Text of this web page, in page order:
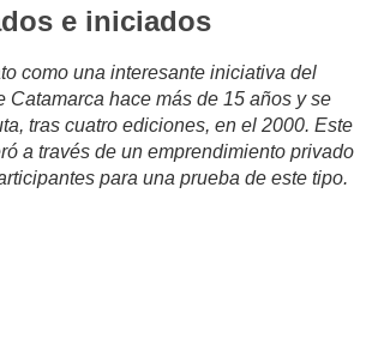
e iniciados
como una interesante iniciativa del
Catamarca hace más de 15 años y se
tras cuatro ediciones, en el 2000. Este
a través de un emprendimiento privado
para una prueba de este tipo.